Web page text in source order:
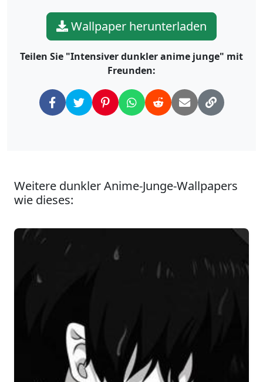
Wallpaper herunterladen
Teilen Sie "Intensiver dunkler anime junge" mit
Freunden:
Weitere dunkler Anime-Junge-Wallpapers
wie dieses: